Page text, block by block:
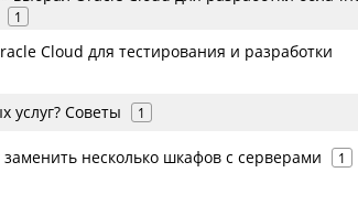
1
Cloud для тестирования и разработки
услуг? Советы 1
несколько шкафов с серверами 1